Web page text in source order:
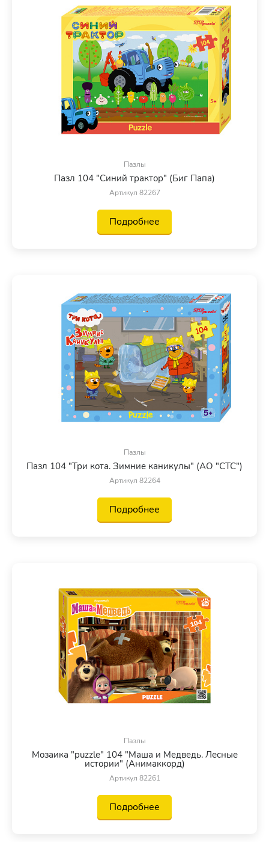
Пазлы
Пазл 104 "Синий трактор" (Биг Папа)
Артикул 82267
Подробнее
Пазлы
Пазл 104 "Три кота. Зимние каникулы" (АО "СТС")
Артикул 82264
Подробнее
Пазлы
Мозаика "puzzle" 104 "Маша и Медведь. Лесные
истории" (Анимаккорд)
Артикул 82261
Подробнее